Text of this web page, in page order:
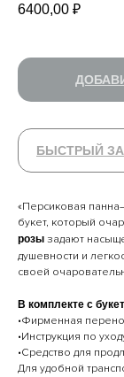
6400,00 ₽
БЫСТРЫЙ
«Персиковая
букет, который
розы задают
душевности и
своей
В комплекте с
•Фирменная
•Инструкция по
•Средство для
Для удобной